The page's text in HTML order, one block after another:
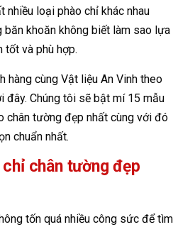
nhiều loại phào chỉ khác nhau
băn khoăn không biết làm sao lựa
và phù hợp.
hàng cùng Vật liệu An Vinh theo
đây. Chúng tôi sẽ bật mí 15 mẫu
chân tường đẹp nhất cùng với đó
chuẩn nhất.
chỉ chân tường đẹp
tốn quá nhiều công sức để tìm